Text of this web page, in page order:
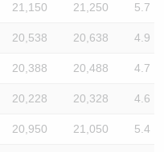
21,150 21,250 5.7
20,538 20,638 4.9
20,388 20,488 4.7
20,228 20,328 4.6
20,950 21,050 5.4